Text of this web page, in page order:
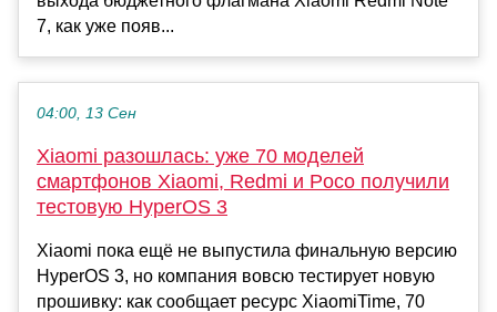
7, как уже появ...
04:00, 13 Сен
Xiaomi разошлась: уже 70 моделей
смартфонов Xiaomi, Redmi и Poco получили
тестовую HyperOS 3
Xiaomi пока ещё не выпустила финальную версию
HyperOS 3, но компания вовсю тестирует новую
прошивку: как сообщает ресурс XiaomiTime, 70